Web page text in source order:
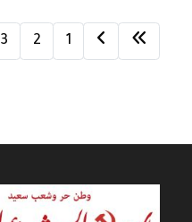
1
2
3